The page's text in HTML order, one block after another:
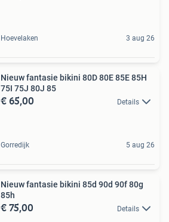
Hoevelaken 3 aug 26
Nieuw fantasie bikini 80D 80E 85E 85H
75I 75J 80J 85
€ 65,00 Details
Gorredijk 5 aug 26
Nieuw fantasie bikini 85d 90d 90f 80g
85h
€ 75,00 Details